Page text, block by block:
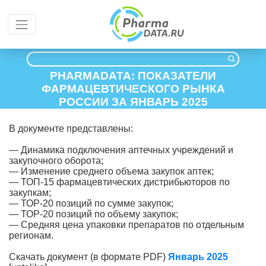
PHARMADATA: ПОКАЗАТЕЛИ
ФАРМАЦЕВТИЧЕСКОГО РЫНКА
РОССИИ ЗА ЯНВАРЬ 2025
В документе представлены:
— Динамика подключения аптечных учреждений и
закупочного оборота;
— Изменение среднего объема закупок аптек;
— ТОП-15 фармацевтических дистрибьюторов по
закупкам;
— ТОР-20 позиций по сумме закупок;
— ТОР-20 позиций по объему закупок;
— Средняя цена упаковки препаратов по отдельным
регионам.
Скачать документ (в формате PDF) Январь 2025